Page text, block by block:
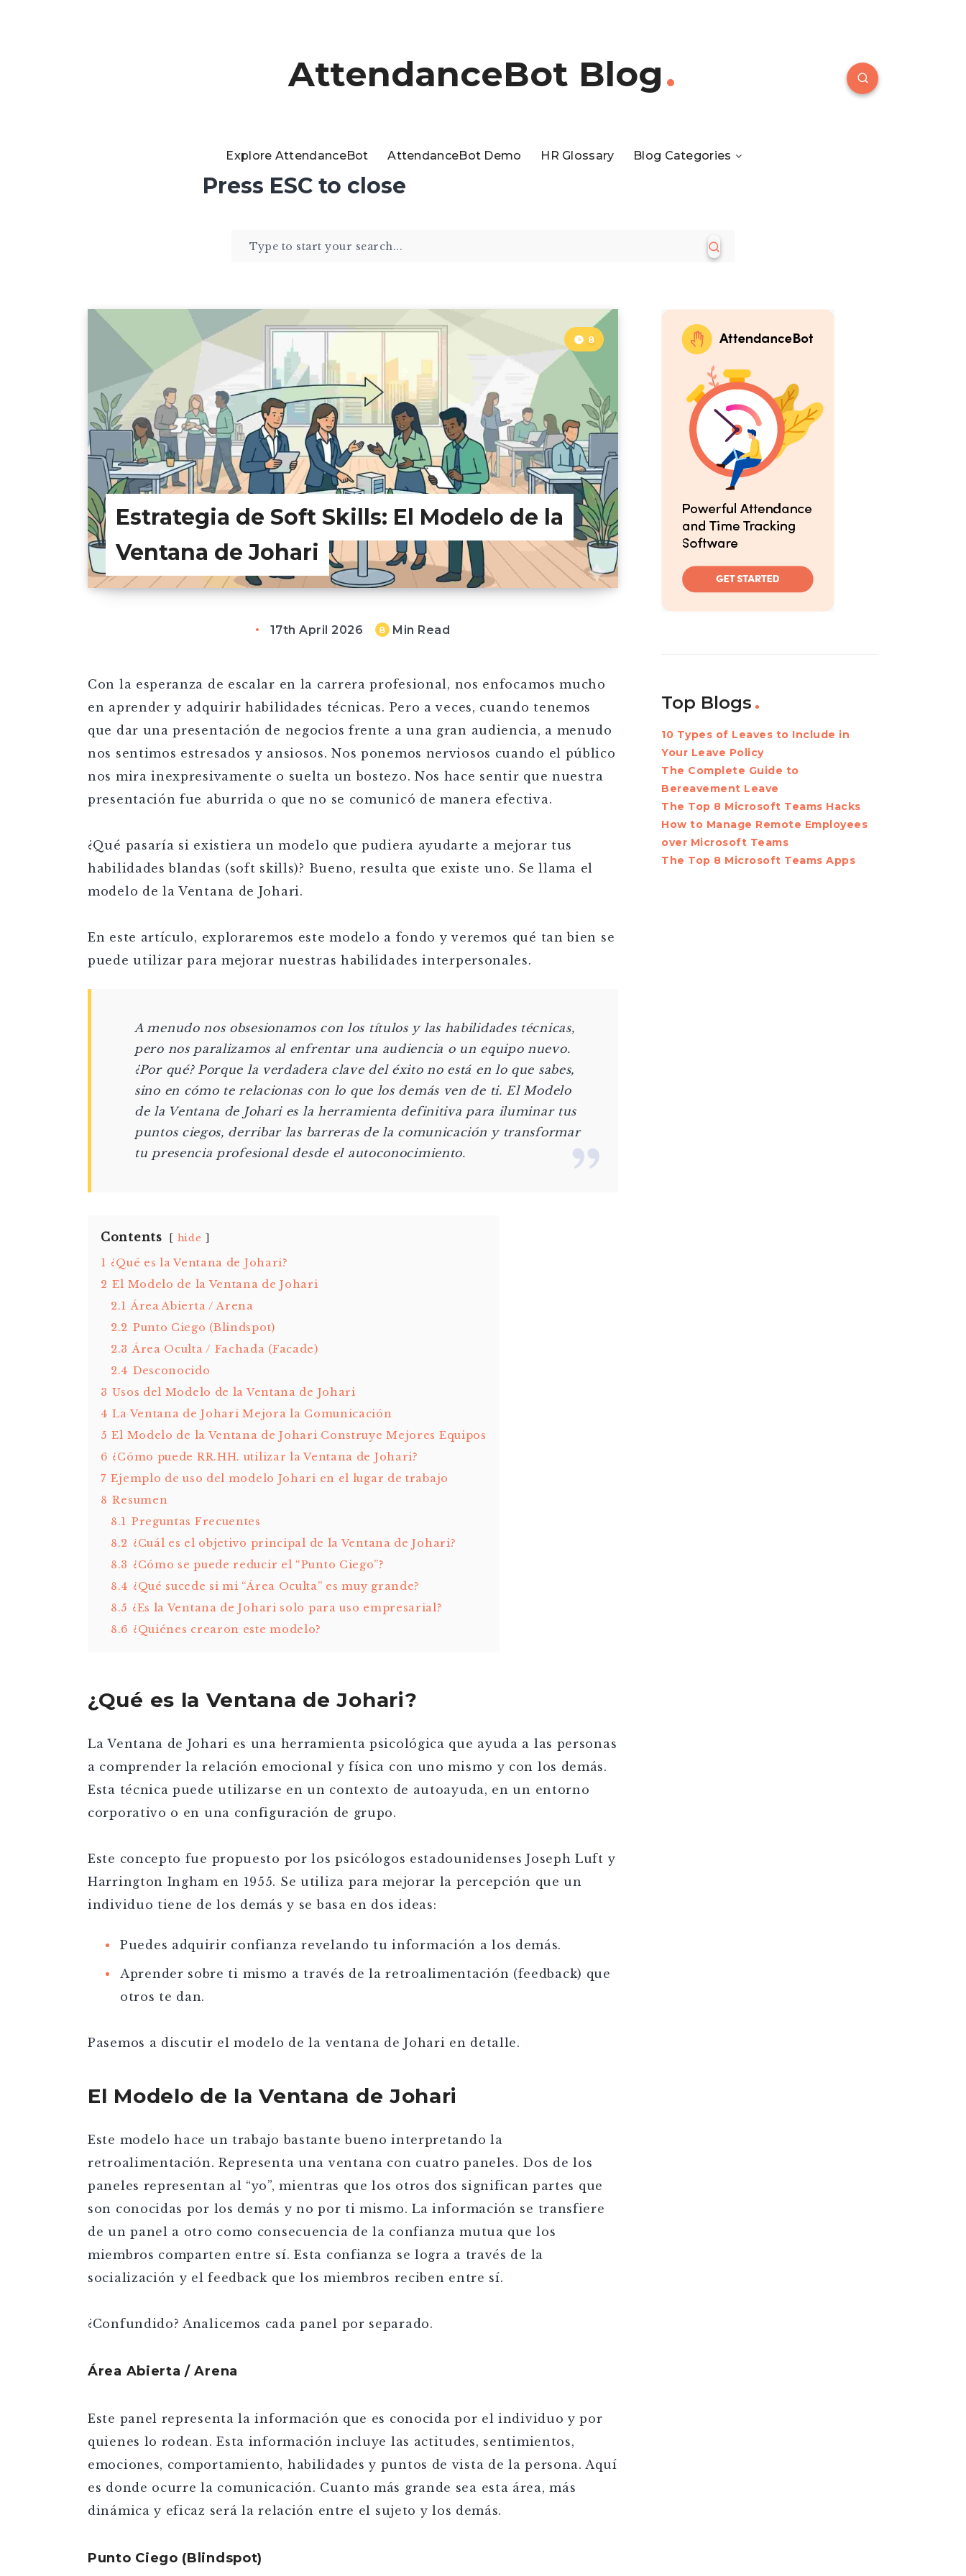
AttendanceBot Blog
Explore AttendanceBot AttendanceBot Demo HR Glossary Blog Categories
Press ESC to close
Estrategia de Soft Skills: El Modelo de la
Ventana de Johari
8
17th April 2026 8 Min Read
Con la esperanza de escalar en la carrera profesional, nos enfocamos mucho
en aprender y adquirir habilidades técnicas. Pero a veces, cuando tenemos
que dar una presentación de negocios frente a una gran audiencia, a menudo
nos sentimos estresados y ansiosos. Nos ponemos nerviosos cuando el público
nos mira inexpresivamente o suelta un bostezo. Nos hace sentir que nuestra
presentación fue aburrida o que no se comunicó de manera efectiva.
¿Qué pasaría si existiera un modelo que pudiera ayudarte a mejorar tus
habilidades blandas (soft skills)? Bueno, resulta que existe uno. Se llama el
modelo de la Ventana de Johari.
En este artículo, exploraremos este modelo a fondo y veremos qué tan bien se
puede utilizar para mejorar nuestras habilidades interpersonales.
A menudo nos obsesionamos con los títulos y las habilidades técnicas,
pero nos paralizamos al enfrentar una audiencia o un equipo nuevo.
¿Por qué? Porque la verdadera clave del éxito no está en lo que sabes,
sino en cómo te relacionas con lo que los demás ven de ti. El Modelo
de la Ventana de Johari es la herramienta definitiva para iluminar tus
puntos ciegos, derribar las barreras de la comunicación y transformar
tu presencia profesional desde el autoconocimiento.
Contents hide
1 ¿Qué es la Ventana de Johari?
2 El Modelo de la Ventana de Johari
2.1 Área Abierta / Arena
2.2 Punto Ciego (Blindspot)
2.3 Área Oculta / Fachada (Facade)
2.4 Desconocido
3 Usos del Modelo de la Ventana de Johari
4 La Ventana de Johari Mejora la Comunicación
5 El Modelo de la Ventana de Johari Construye Mejores Equipos
6 ¿Cómo puede RR.HH. utilizar la Ventana de Johari?
7 Ejemplo de uso del modelo Johari en el lugar de trabajo
8 Resumen
8.1 Preguntas Frecuentes
8.2 ¿Cuál es el objetivo principal de la Ventana de Johari?
8.3 ¿Cómo se puede reducir el “Punto Ciego”?
8.4 ¿Qué sucede si mi “Área Oculta” es muy grande?
8.5 ¿Es la Ventana de Johari solo para uso empresarial?
8.6 ¿Quiénes crearon este modelo?
¿Qué es la Ventana de Johari?
La Ventana de Johari es una herramienta psicológica que ayuda a las personas
a comprender la relación emocional y física con uno mismo y con los demás.
Esta técnica puede utilizarse en un contexto de autoayuda, en un entorno
corporativo o en una configuración de grupo.
Este concepto fue propuesto por los psicólogos estadounidenses Joseph Luft y
Harrington Ingham en 1955. Se utiliza para mejorar la percepción que un
individuo tiene de los demás y se basa en dos ideas:
Puedes adquirir confianza revelando tu información a los demás.
Aprender sobre ti mismo a través de la retroalimentación (feedback) que
otros te dan.
Pasemos a discutir el modelo de la ventana de Johari en detalle.
El Modelo de la Ventana de Johari
Este modelo hace un trabajo bastante bueno interpretando la
retroalimentación. Representa una ventana con cuatro paneles. Dos de los
paneles representan al “yo”, mientras que los otros dos significan partes que
son conocidas por los demás y no por ti mismo. La información se transfiere
de un panel a otro como consecuencia de la confianza mutua que los
miembros comparten entre sí. Esta confianza se logra a través de la
socialización y el feedback que los miembros reciben entre sí.
¿Confundido? Analicemos cada panel por separado.
Área Abierta / Arena
Este panel representa la información que es conocida por el individuo y por
quienes lo rodean. Esta información incluye las actitudes, sentimientos,
emociones, comportamiento, habilidades y puntos de vista de la persona. Aquí
es donde ocurre la comunicación. Cuanto más grande sea esta área, más
dinámica y eficaz será la relación entre el sujeto y los demás.
Punto Ciego (Blindspot)
Top Blogs
10 Types of Leaves to Include in
Your Leave Policy
The Complete Guide to
Bereavement Leave
The Top 8 Microsoft Teams Hacks
How to Manage Remote Employees
over Microsoft Teams
The Top 8 Microsoft Teams Apps